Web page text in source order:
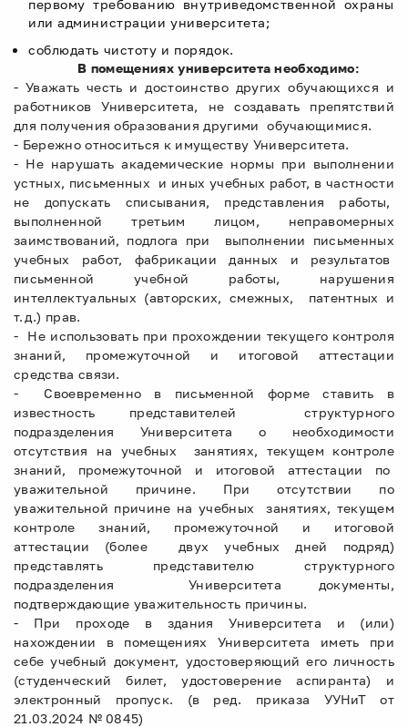
первому требованию внутриведомственной охраны
или администрации университета;
соблюдать чистоту и порядок.
В помещениях университета необходимо:
- Уважать честь и достоинство других обучающихся и
работников Университета, не создавать препятствий
для получения образования другими обучающимися.
- Бережно относиться к имуществу Университета.
- Не нарушать академические нормы при выполнении
устных, письменных и иных учебных работ, в частности
не допускать списывания, представления работы,
выполненной третьим лицом, неправомерных
заимствований, подлога при выполнении письменных
учебных работ, фабрикации данных и результатов
письменной учебной работы, нарушения
интеллектуальных (авторских, смежных, патентных и
т.д.) прав.
- Не использовать при прохождении текущего контроля
знаний, промежуточной и итоговой аттестации
средства связи.
- Своевременно в письменной форме ставить в
известность представителей структурного
подразделения Университета о необходимости
отсутствия на учебных занятиях, текущем контроле
знаний, промежуточной и итоговой аттестации по
уважительной причине. При отсутствии по
уважительной причине на учебных занятиях, текущем
контроле знаний, промежуточной и итоговой
аттестации (более двух учебных дней подряд)
представлять представителю структурного
подразделения Университета документы,
подтверждающие уважительность причины.
- При проходе в здания Университета и (или)
нахождении в помещениях Университета иметь при
себе учебный документ, удостоверяющий его личность
(студенческий билет, удостоверение аспиранта) и
электронный пропуск. (в ред. приказа УУНиТ от
21.03.2024 № 0845)